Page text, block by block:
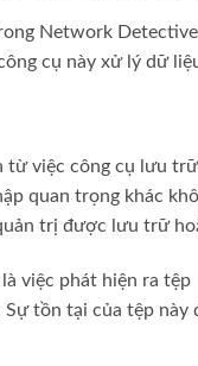
Network
cụ này xử lý dữ
từ việc công cụ lưu
quan trọng khác
trị được lưu trữ
việc phát hiện ra tệp
Sự tồn tại của tệp này